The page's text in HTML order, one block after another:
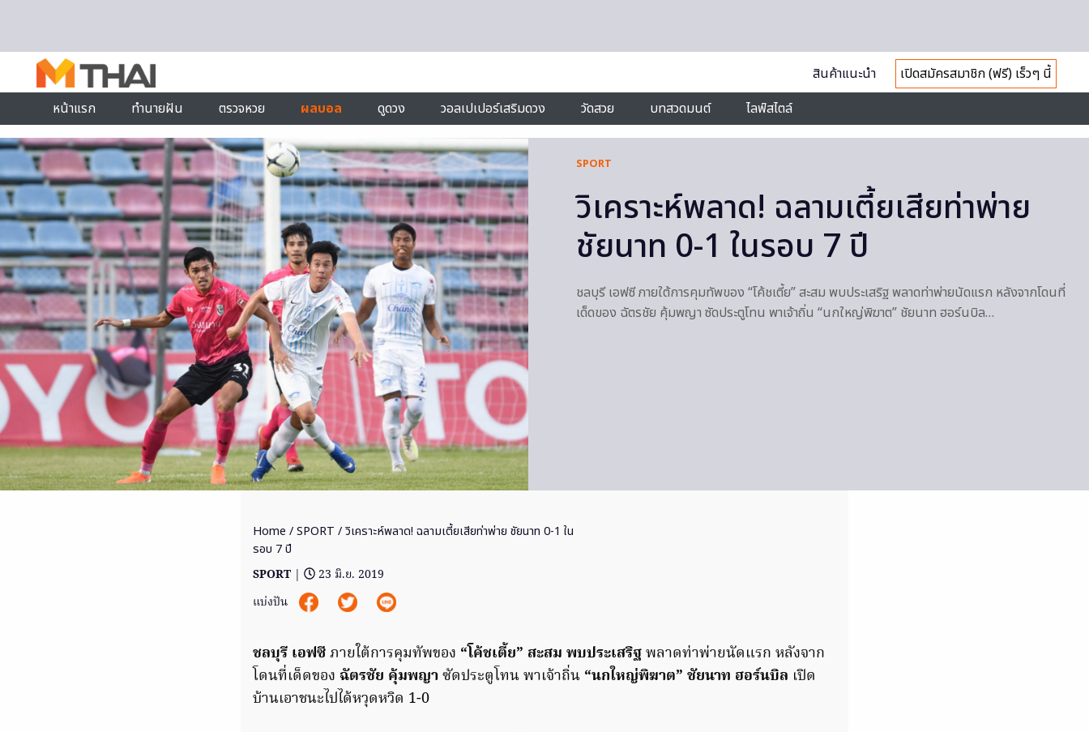
สินค้าแนะนำ
เปิดสมัครสมาชิก (ฟรี) เร็วๆ นี้
หน้าแรก
ทำนายฝัน ตรวจหวย ผลบอล ดูดวง วอลเปเปอร์เสริมดวง วัดสวย บทสวดมนต์ ไลฟ์สไตล์
SPORT
วิเคราะห์พลาด! ฉลามเตี้ยเสียท่าพ่าย
ชัยนาท 0-1 ในรอบ 7 ปี
ชลบุรี เอฟซี ภายใต้การคุมทัพของ “โค้ชเตี้ย” สะสม พบประเสริฐ พลาดท่าพ่ายนัดแรก หลังจากโดนที่
เด็ดของ ฉัตรชัย คุ้มพญา ซัดประตูโทน พาเจ้าถิ่น “นกใหญ่พิฆาต” ชัยนาท ฮอร์นบิล…
Home /SPORT / วิเคราะห์พลาด! ฉลามเตี้ยเสียท่าพ่าย ชัยนาท 0-1 ใน
รอบ 7 ปี
SPORT |
23 มิ.ย. 2019
แบ่งปัน
ชลบุรี เอฟซีภายใต้การคุมทัพของ “โค้ชเตี้ย” สะสม พบประเสริฐพลาดท่าพ่ายนัดแรก หลังจาก
โดนที่เด็ดของ ฉัตรชัย คุ้มพญาซัดประตูโทน พาเจ้าถิ่น “นกใหญ่พิฆาต” ชัยนาท ฮอร์นบิล เปิด
บ้านเอาชนะไปได้หวุดหวิด 1-0